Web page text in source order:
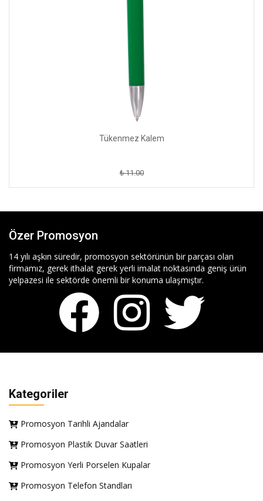
Tükenmez Kalem
₺ 11.00
Özer Promosyon
14 yılı aşkın süredir, promosyon sektörünün bir parçası olan
firmamız, gerek ithalat gerek yerli imalat noktasında geniş ürün
yelpazesi ile sektörde önemli bir konuma ulaşmıştır.
Kategoriler
Promosyon Tarihli Ajandalar
Promosyon Plastik Duvar Saatleri
Promosyon Yerli Porselen Kupalar
Promosyon Telefon Standları